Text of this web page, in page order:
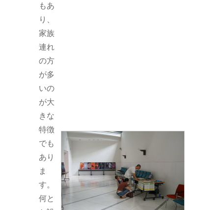
もあ
り、
家族
連れ
の方
が多
いの
が大
きな
特徴
でも
あり
ま
す。
何と